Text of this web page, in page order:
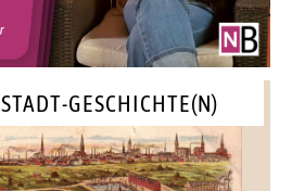
GESCHICHTE(N)